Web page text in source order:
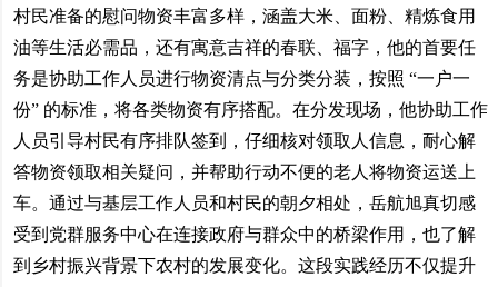
村民准备的慰问物资丰富多样，涵盖大米、面粉、精炼食用
油等生活必需品，还有寓意吉祥的春联、福字，他的首要任
务是协助工作人员进行物资清点与分类分装，按照 “一户一
份” 的标准，将各类物资有序搭配。在分发现场，他协助工作
人员引导村民有序排队签到，仔细核对领取人信息，耐心解
答物资领取相关疑问，并帮助行动不便的老人将物资运送上
车。通过与基层工作人员和村民的朝夕相处，岳航旭真切感
受到党群服务中心在连接政府与群众中的桥梁作用，也了解
到乡村振兴背景下农村的发展变化。这段实践经历不仅提升